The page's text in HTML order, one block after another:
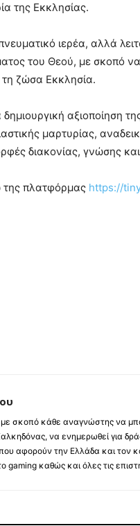
της Εκκλησίας.
ιερέα, αλλά
του Θεού, με σκοπό να
ζώσα Εκκλησία.
αξιοποίηση
μαρτυρίας,
διακονίας, γνώσης
της πλατφόρμας https://
σκοπό κάθε αναγνώστης να
να ενημερωθεί για
που αφορούν την Ελλάδα και τον
gaming καθώς και όλες τις